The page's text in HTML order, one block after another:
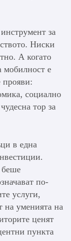
за
Ниски
А когато
мобилност е
прояви:
социално
тор за
в една
беше
по-
услуги,
на уменията на
ценят
пункта